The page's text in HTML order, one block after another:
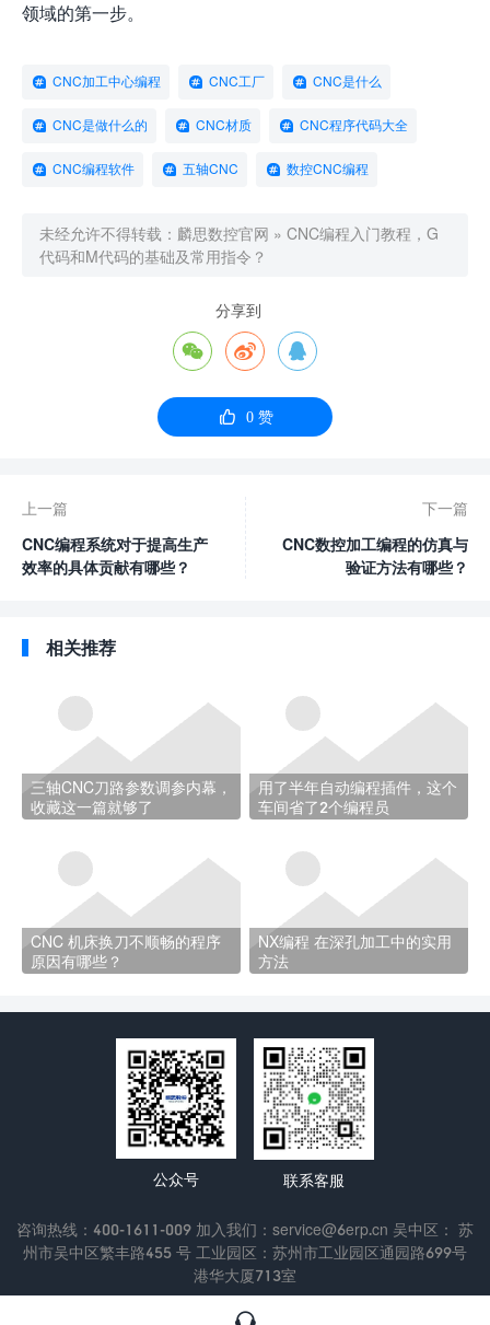
领域的第一步。
CNC加工中心编程 CNC工厂 CNC是什么
CNC是做什么的 CNC材质 CNC程序代码大全
CNC编程软件 五轴CNC 数控CNC编程
未经允许不得转载： 麟思数控官网 » CNC编程入门教程，G
代码和M代码的基础及常用指令？
分享到
  
 0赞
上一篇
CNC编程系统对于提高生产
效率的具体贡献有哪些？
下一篇
CNC数控加工编程的仿真与
验证方法有哪些？
相关推荐
三轴CNC刀路参数调参内幕，
收藏这一篇就够了
用了半年自动编程插件，这个
车间省了2个编程员
CNC 机床换刀不顺畅的程序
原因有哪些？
NX编程 在深孔加工中的实用
方法
公众号 联系客服
咨询热线：400-1611-009 加入我们：service@6erp.cn 吴中区： 苏
州市吴中区繁丰路455 号 工业园区：苏州市工业园区通园路699号
港华大厦713室
Copyright © 2022 苏州通商软件科技有限公司